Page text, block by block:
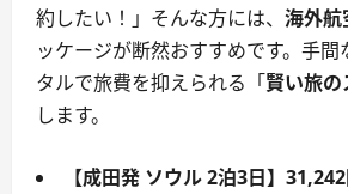
約したい！」そんな方には、 海外航
ッケージが断然おすすめです。手
タルで旅費を抑えられる「賢い旅
します。
【成田発 ソウル 2泊3日】